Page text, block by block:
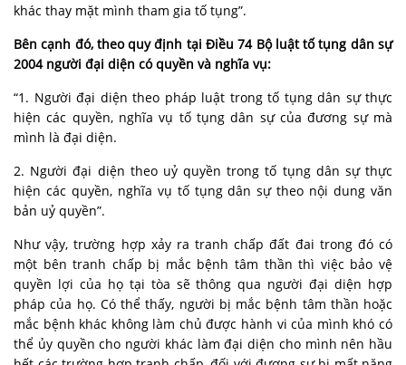
khác thay mặt mình tham gia tố tụng”.
Bên cạnh đó, theo quy định tại Điều 74 Bộ luật tố tụng dân sự
2004 người đại diện có quyền và nghĩa vụ:
“1. Người đại diện theo pháp luật trong tố tụng dân sự thực
hiện các quyền, nghĩa vụ tố tụng dân sự của đương sự mà
mình là đại diện.
2. Người đại diện theo uỷ quyền trong tố tụng dân sự thực
hiện các quyền, nghĩa vụ tố tụng dân sự theo nội dung văn
bản uỷ quyền”.
Như vậy, trường hợp xảy ra tranh chấp đất đai trong đó có
một bên tranh chấp bị mắc bệnh tâm thần thì việc bảo vệ
quyền lợi của họ tại tòa sẽ thông qua người đại diện hợp
pháp của họ. Có thể thấy, người bị mắc bệnh tâm thần hoặc
mắc bệnh khác không làm chủ được hành vi của mình khó có
thể ủy quyền cho người khác làm đại diện cho mình nên hầu